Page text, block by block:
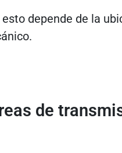
depende de la
de